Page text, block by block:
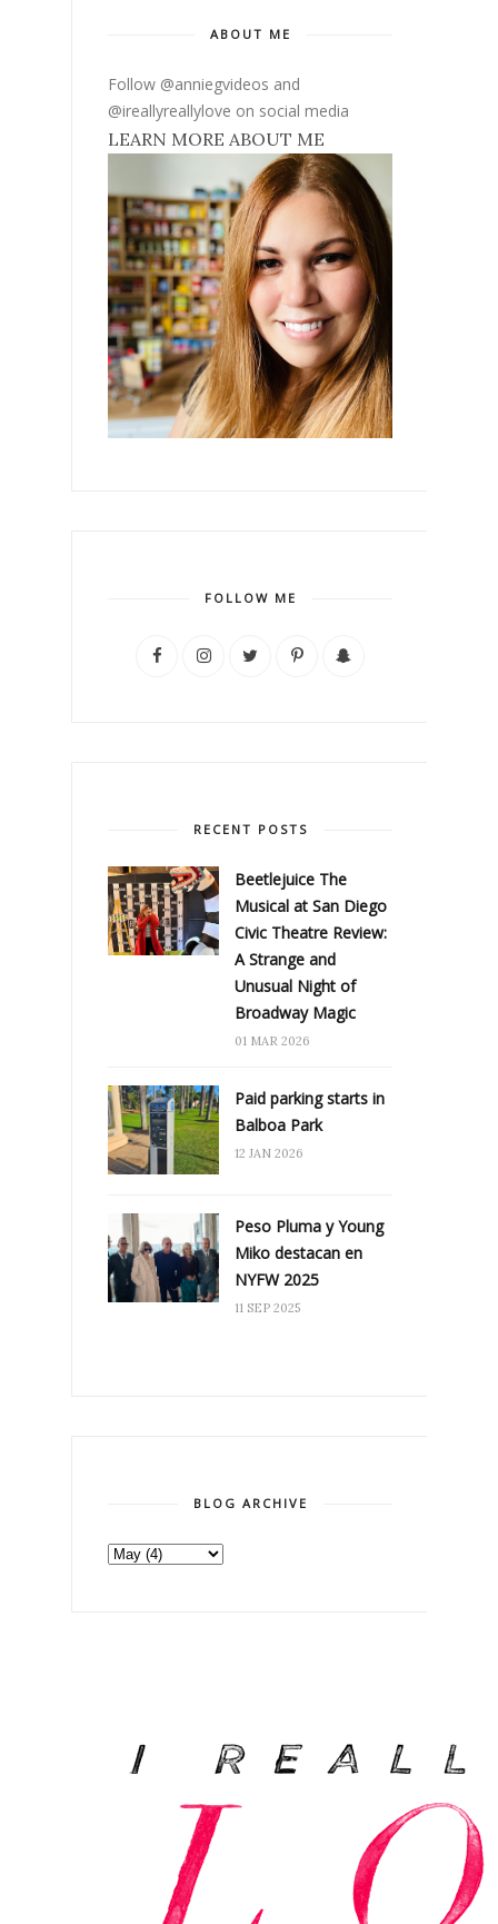
ABOUT ME
Follow @anniegvideos and
@ireallyreallylove on social media
LEARN MORE ABOUT ME
FOLLOW ME
RECENT POSTS
Beetlejuice The
Musical at San Diego
Civic Theatre Review:
A Strange and
Unusual Night of
Broadway Magic
01 MAR 2026
Paid parking starts in
Balboa Park
12 JAN 2026
Peso Pluma y Young
Miko destacan en
NYFW 2025
11 SEP 2025
BLOG ARCHIVE